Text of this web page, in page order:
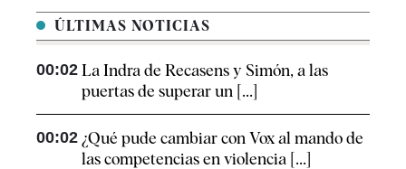
ÚLTIMAS NOTICIAS
00:02 La Indra de Recasens y Simón, a las
puertas de superar un [...]
00:02 ¿Qué pude cambiar con Vox al mando de
las competencias en violencia [...]